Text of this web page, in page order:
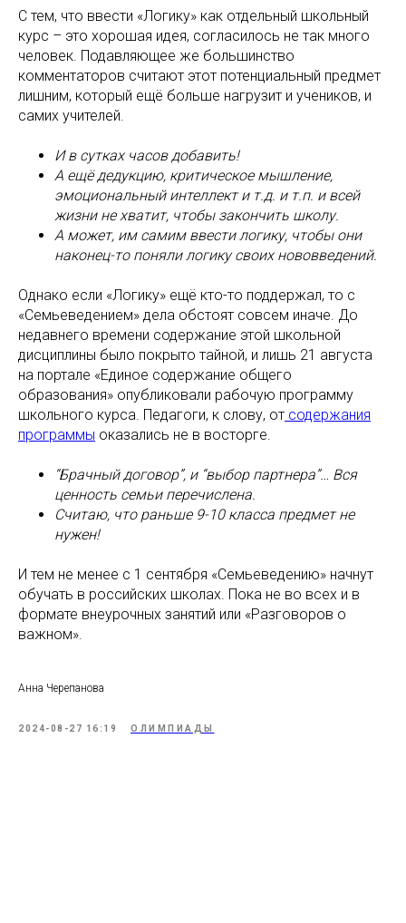
С тем, что ввести «Логику» как отдельный школьный
курс – это хорошая идея, согласилось не так много
человек. Подавляющее же большинство
комментаторов считают этот потенциальный предмет
лишним, который ещё больше нагрузит и учеников, и
самих учителей.
И в сутках часов добавить!
А ещё дедукцию, критическое мышление,
эмоциональный интеллект и т.д. и т.п. и всей
жизни не хватит, чтобы закончить школу.
А может, им самим ввести логику, чтобы они
наконец-то поняли логику своих нововведений.
Однако если «Логику» ещё кто-то поддержал, то с
«Семьеведением» дела обстоят совсем иначе. До
недавнего времени содержание этой школьной
дисциплины было покрыто тайной, и лишь 21 августа
на портале «Единое содержание общего
образования» опубликовали рабочую программу
школьного курса. Педагоги, к слову, от содержания
программы оказались не в восторге.
“Брачный договор”, и “выбор партнера”… Вся
ценность семьи перечислена.
Считаю, что раньше 9-10 класса предмет не
нужен!
И тем не менее с 1 сентября «Семьеведению» начнут
обучать в российских школах. Пока не во всех и в
формате внеурочных занятий или «Разговоров о
важном».
Анна Черепанова
2024-08-27 16:19 ОЛИМПИАДЫ